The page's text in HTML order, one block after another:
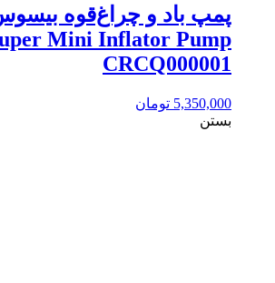
Mini Inflator Pump
CRCQ000001
5,350,000 تومان
بستن